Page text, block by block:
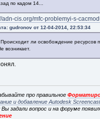
по кадом 14...
adn-cis.org/mfc-problemyi-s-
gudronov от 12-04-2014, 22:53:34
ли освобождение ресурсов
возникает.
про правильное
и добавление Autodesk
Вы задали вопрос и на форуме